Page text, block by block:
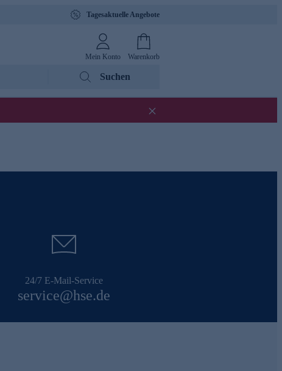
Tagesaktuelle Angebote
Mein Konto Warenkorb
Suchen
24/7 E-Mail-Service
service@hse.de